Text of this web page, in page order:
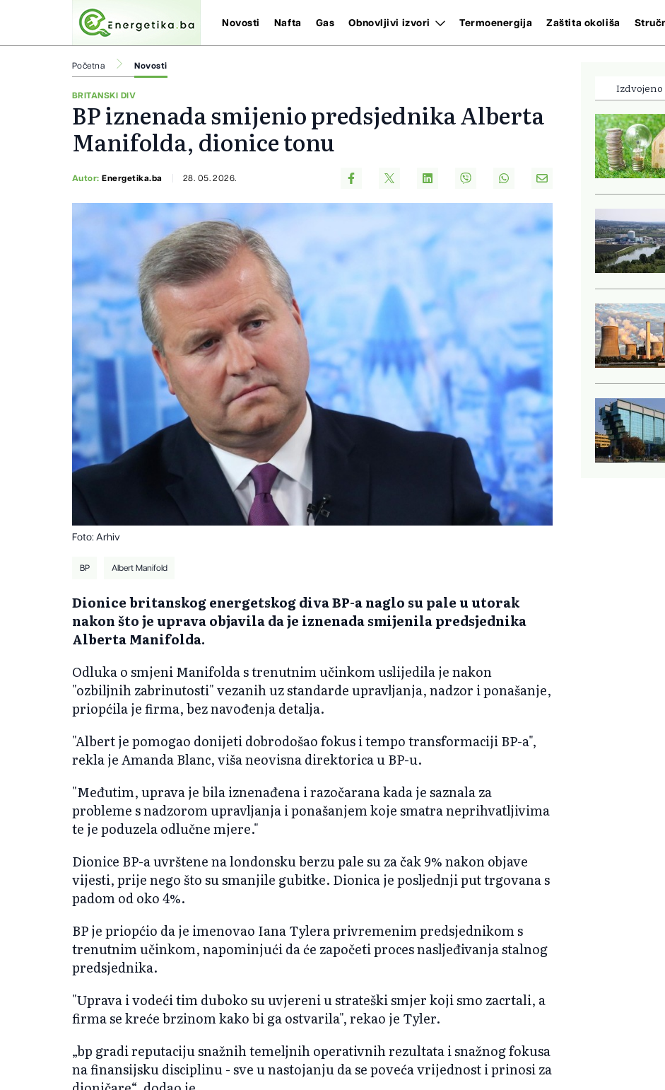
Novosti Nafta Gas Obnovljivi izvori Termoenergija Zaštita okoliša
Početna Novosti
BRITANSKI DIV
BP iznenada smijenio predsjednika Alberta
Manifolda, dionice tonu
Autor:Energetika.ba 28. 05. 2026.
Foto: Arhiv
BP Albert Manifold
Dionice britanskog energetskog diva BP-a naglo su pale u utorak
nakon što je uprava objavila da je iznenada smijenila predsjednika
Alberta Manifolda.
Odluka o smjeni Manifolda s trenutnim učinkom uslijedila je nakon
"ozbiljnih zabrinutosti" vezanih uz standarde upravljanja, nadzor i ponašanje,
priopćila je firma, bez navođenja detalja.
"Albert je pomogao donijeti dobrodošao fokus i tempo transformaciji BP-a",
rekla je Amanda Blanc, viša neovisna direktorica u BP-u.
"Međutim, uprava je bila iznenađena i razočarana kada je saznala za
probleme s nadzorom upravljanja i ponašanjem koje smatra neprihvatljivima
te je poduzela odlučne mjere."
Dionice BP-a uvrštene na londonsku berzu pale su za čak 9% nakon objave
vijesti, prije nego što su smanjile gubitke. Dionica je posljednji put trgovana s
padom od oko 4%.
BP je priopćio da je imenovao Iana Tylera privremenim predsjednikom s
trenutnim učinkom, napominjući da će započeti proces nasljeđivanja stalnog
predsjednika.
"Uprava i vodeći tim duboko su uvjereni u strateški smjer koji smo zacrtali, a
firma se kreće brzinom kako bi ga ostvarila", rekao je Tyler.
„bp gradi reputaciju snažnih temeljnih operativnih rezultata i snažnog fokusa
na finansijsku disciplinu - sve u nastojanju da se poveća vrijednost i prinosi za
Izdvojeno